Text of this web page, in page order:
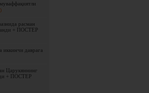
расман
+ ПОСТЕР
иккинчи даврага
Царукяннинг
+ ПОСТЕР